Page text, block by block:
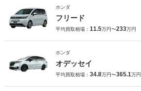
ホンダ
フリード
平均買取相場： 11.5万円〜233万円
ホンダ
オデッセイ
平均買取相場： 34.8万円〜365.1万円